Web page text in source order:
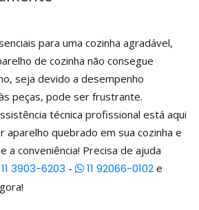
para uma cozinha agradável,
de cozinha não consegue
seja devido a desempenho
peças, pode ser frustrante.
técnica profissional está aqui
aparelho quebrado em sua cozinha e
a conveniência! Precisa de ajuda
11 3903-6203 - 11 92066-0102 e